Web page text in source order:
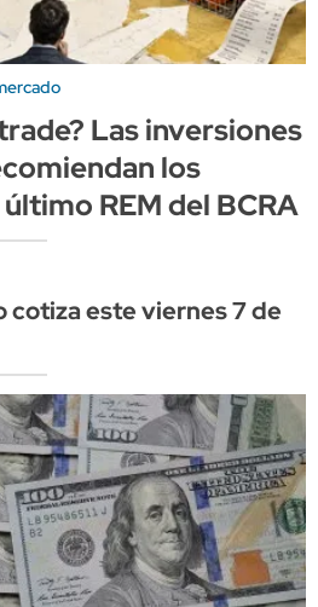
Las inversiones
los
REM del BCRA
cotiza este viernes 7 de